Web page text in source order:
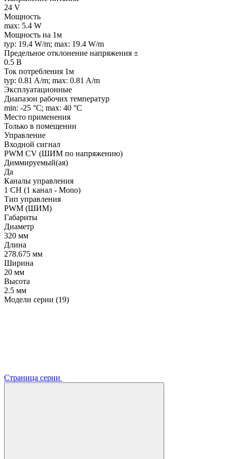
24 V
Мощность
max: 5.4 W
Мощность на 1м
typ: 19.4 W/m; max: 19.4 W/m
Предельное отклонение напряжения ±
0.5 В
Ток потребления 1м
typ: 0.81 A/m; max: 0.81 A/m
Эксплуатационные
Диапазон рабочих температур
min: -25 °C; max: 40 °C
Место применения
Только в помещении
Управление
Входной сигнал
PWM СV (ШИМ по напряжению)
Диммируемый(ая)
Да
Каналы управления
1 CH (1 канал - Mono)
Тип управления
PWM (ШИМ)
Габариты
Диаметр
320 мм
Длина
278.675 мм
Ширина
20 мм
Высота
2.5 мм
Модели серии (19)
Страница серии